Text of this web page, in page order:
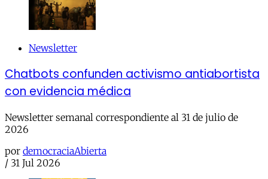
Newsletter
Chatbots confunden activismo antiabortista
con evidencia médica
Newsletter semanal correspondiente al 31 de julio de
2026
por democraciaAbierta
/ 31 Jul 2026